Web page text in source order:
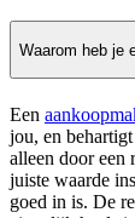
Waarom heb je
Een
jou, en
alleen door een
juiste waarde
goed in is. De